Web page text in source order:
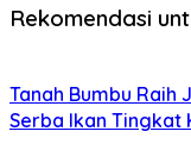
Rekomendasi
Tanah Bumbu Raih
Serba Ikan Tingkat